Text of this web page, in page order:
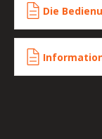
Die